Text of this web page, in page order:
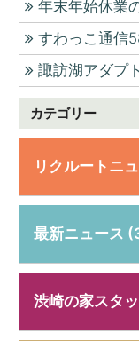
年末年始休業
すわっこ通信
諏訪湖アダプ
カテゴリー
リクルートニ
最新ニュース
渋崎の家スタ